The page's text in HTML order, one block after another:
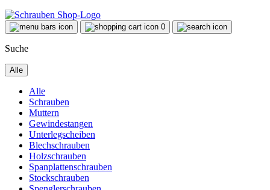
0
Suche
Alle
Alle
Schrauben
Muttern
Gewindestangen
Unterlegscheiben
Blechschrauben
Holzschrauben
Spanplattenschrauben
Stockschrauben